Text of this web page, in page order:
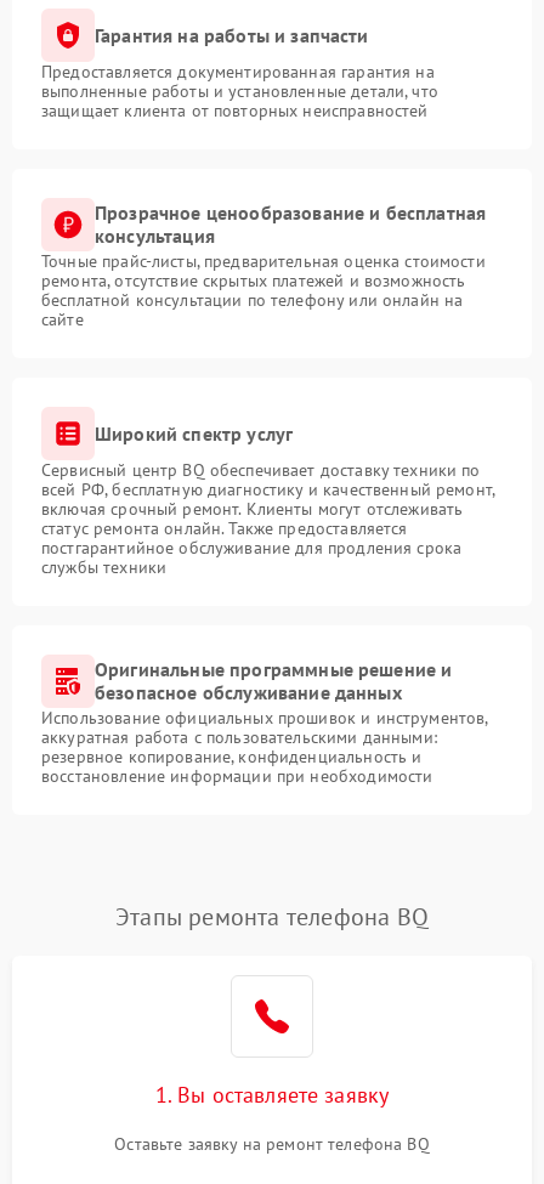
Гарантия на работы и запчасти
Предоставляется документированная гарантия на
выполненные работы и установленные детали, что
защищает клиента от повторных неисправностей
Прозрачное ценообразование и бесплатная
консультация
Точные прайс-листы, предварительная оценка стоимости
ремонта, отсутствие скрытых платежей и возможность
бесплатной консультации по телефону или онлайн на
сайте
Широкий спектр услуг
Сервисный центр BQ обеспечивает доставку техники по
всей РФ, бесплатную диагностику и качественный ремонт,
включая срочный ремонт. Клиенты могут отслеживать
статус ремонта онлайн. Также предоставляется
постгарантийное обслуживание для продления срока
службы техники
Оригинальные программные решение и
безопасное обслуживание данных
Использование официальных прошивок и инструментов,
аккуратная работа с пользовательскими данными:
резервное копирование, конфиденциальность и
восстановление информации при необходимости
Этапы ремонта телефона BQ
1. Вы оставляете заявку
Оставьте заявку на ремонт телефона BQ